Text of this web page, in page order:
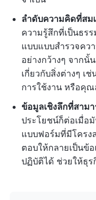
ลำดับความคิดที่สม
ความรู้สึกที่เป็นธร
แบบแบบสำรวจคว
อย่างกว้างๆ จากนั้
เกี่ยวกับสิ่งต่างๆ เ
การใช้งาน หรือคุ
ข้อมูลเชิงลึกที่สาม
ประโยชน์ก็ต่อเมื่อ
แบบฟอร์มที่มีโครง
ตอบให้กลายเป็นข้
ปฏิบัติได้ ช่วยให้ธุร